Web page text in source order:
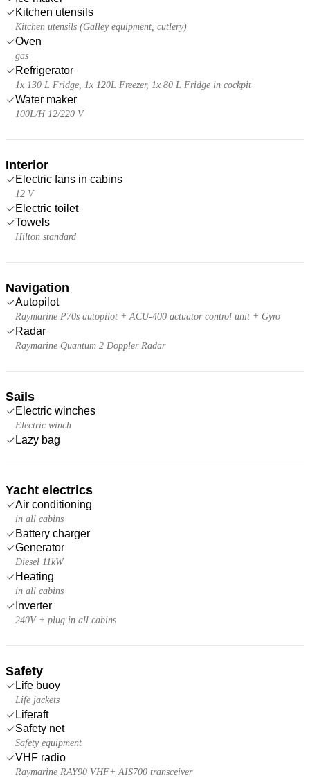
Kitchen utensils
Kitchen utensils (Galley equipment, cutlery)
Oven
gas
Refrigerator
1x 130 L Fridge, 1x 120L Freezer, 1x 80 L Fridge in cockpit
Water maker
100L/H 12/220 V
Interior
Electric fans in cabins
12 V
Electric toilet
Towels
Hilton standard
Navigation
Autopilot
Raymarine P70s autopilot + ACU-400 actuator control unit + Gyro
Radar
Raymarine Quantum 2 Doppler Radar
Sails
Electric winches
Electric winch
Lazy bag
Yacht electrics
Air conditioning
in all cabins
Battery charger
Generator
Diesel 11kW
Heating
in all cabins
Inverter
240V + plug in all cabins
Safety
Life buoy
Life jackets
Liferaft
Safety net
Safety equipment
VHF radio
Raymarine RAY90 VHF+ AIS700 transceiver